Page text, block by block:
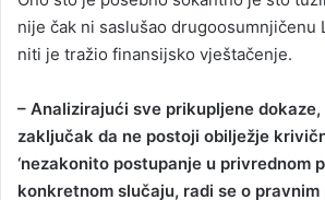
nije čak ni saslušao drugoosumnjičenu
niti je tražio finansijsko vještačenje.
– Analizirajući sve prikupljene
zaključak da ne postoji obilježje
‘nezakonito postupanje u privrednom
konkretnom slučaju, radi se o pravnim